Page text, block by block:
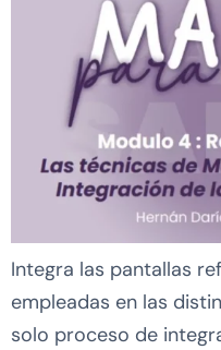
Integra las pantallas
empleadas en las
solo proceso de